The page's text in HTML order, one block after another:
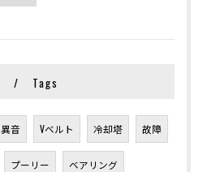
Tags
異音 Vベルト 冷却塔 故障
プーリー ベアリング